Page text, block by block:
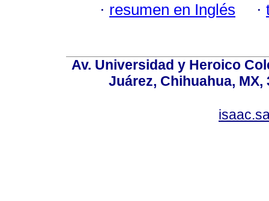
· resumen en Inglés ·
Av. Universidad y Heroico
Juárez, Chihuahua, MX,